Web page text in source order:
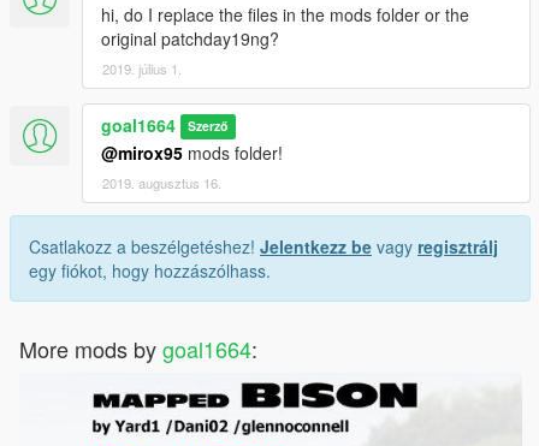
hi, do I replace the files in the mods folder or the
original patchday19ng?
2019. július 1.
goal1664 Szerző
@mirox95 mods folder!
2019. augusztus 16.
Csatlakozz a beszélgetéshez! Jelentkezz be vagy regisztrálj
egy fiókot, hogy hozzászólhass.
More mods bygoal1664: